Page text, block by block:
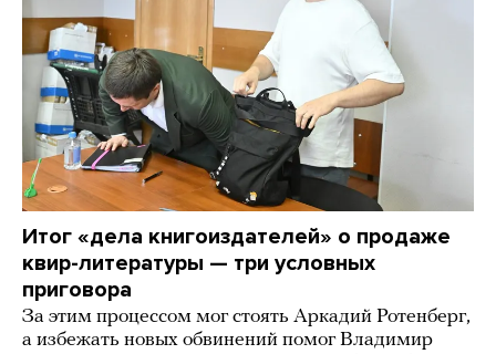
Итог «дела книгоиздателей» о продаже
квир-литературы — три условных
приговора
За этим процессом мог стоять Аркадий Ротенберг,
а избежать новых обвинений помог Владимир